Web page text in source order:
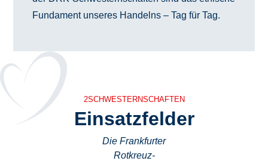
Fundament unseres Handelns – Tag für Tag.
2SCHWESTERNSCHAFTEN
Einsatzfelder
Die Frankfurter
Rotkreuz-